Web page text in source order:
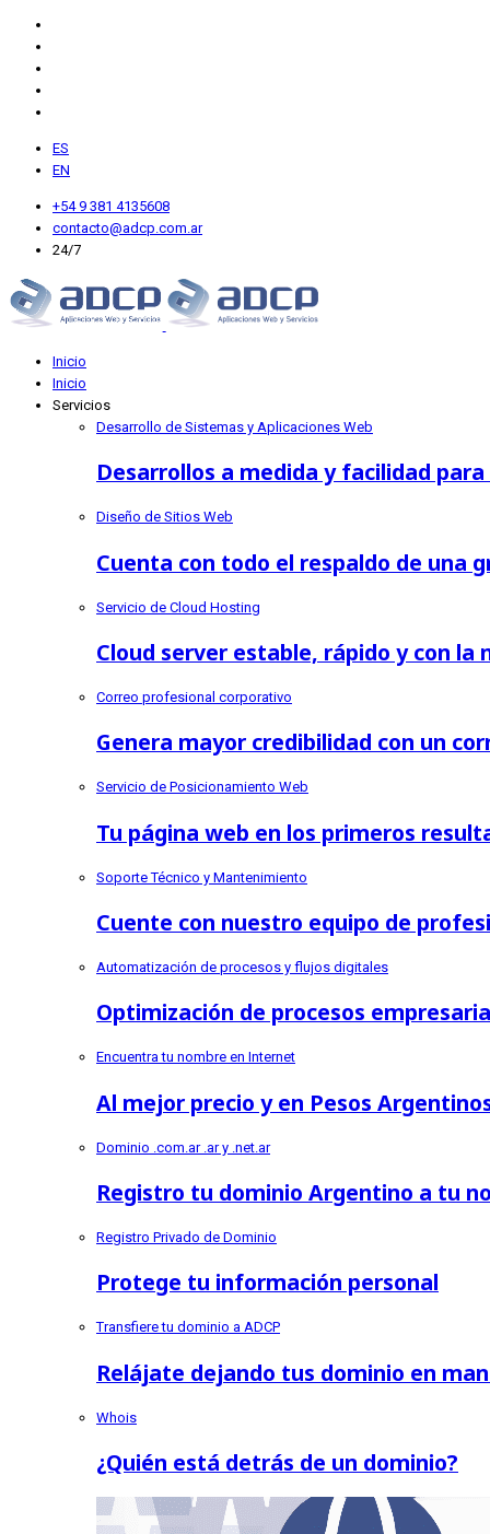
ES
EN
+54 9 381 4135608
contacto@adcp.com.ar
24/7
Inicio
Inicio
Servicios
Desarrollo de Sistemas y Aplicaciones Web
Desarrollos a medida y facilidad
Diseño de Sitios Web
Cuenta con todo el respaldo de una
Servicio de Cloud Hosting
Cloud server estable, rápido y con la
Correo profesional corporativo
Genera mayor credibilidad con un
Servicio de Posicionamiento Web
Tu página web en los primeros
Soporte Técnico y Mantenimiento
Cuente con nuestro equipo de
Automatización de procesos y flujos digitales
Optimización de procesos
Encuentra tu nombre en Internet
Al mejor precio y en Pesos
Dominio .com.ar .ar y .net.ar
Registro tu dominio Argentino a tu
Registro Privado de Dominio
Protege tu información personal
Transfiere tu dominio a ADCP
Relájate dejando tus dominio en
Whois
¿Quién está detrás de un dominio?